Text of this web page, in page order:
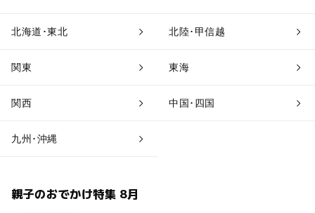
北海道･東北 北陸･甲信越
関東 東海
関西 中国･四国
九州･沖縄
親子のおでかけ特集 8月